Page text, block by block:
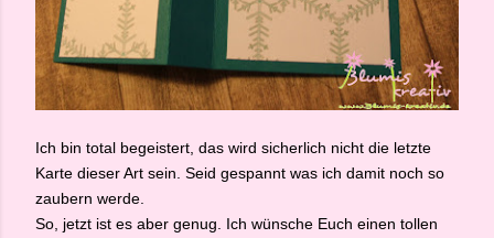
Ich bin total begeistert, das wird sicherlich nicht die letzte
Karte dieser Art sein. Seid gespannt was ich damit noch so
zaubern werde.
So, jetzt ist es aber genug. Ich wünsche Euch einen tollen